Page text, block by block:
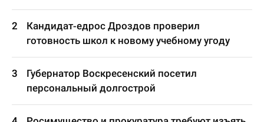
Кандидат-едрос Дроздов проверил
готовность школ к новому учебному угоду
Губернатор Воскресенский посетил
персональный долгострой